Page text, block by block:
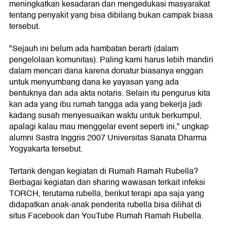
meningkatkan kesadaran dan mengedukasi masyarakat
tentang penyakit yang bisa dibilang bukan campak biasa
tersebut.
"Sejauh ini belum ada hambatan berarti (dalam
pengelolaan komunitas). Paling kami harus lebih mandiri
dalam mencari dana karena donatur biasanya enggan
untuk menyumbang dana ke yayasan yang ada
bentuknya dan ada akta notaris. Selain itu pengurus kita
kan ada yang ibu rumah tangga ada yang bekerja jadi
kadang susah menyesuaikan waktu untuk berkumpul,
apalagi kalau mau menggelar event seperti ini," ungkap
alumni Sastra Inggris 2007 Universitas Sanata Dharma
Yogyakarta tersebut.
Tertarik dengan kegiatan di Rumah Ramah Rubella?
Berbagai kegiatan dan sharing wawasan terkait infeksi
TORCH, terutama rubella, berikut terapi apa saja yang
didapatkan anak-anak penderita rubella bisa dilihat di
situs Facebook dan YouTube Rumah Ramah Rubella.